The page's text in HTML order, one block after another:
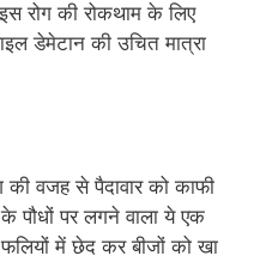
रोग की रोकथाम के लिए
डेमेटान की उचित मात्रा
वजह से पैदावार को काफी
पौधों पर लगने वाला ये एक
फलियों में छेद कर बीजों को खा